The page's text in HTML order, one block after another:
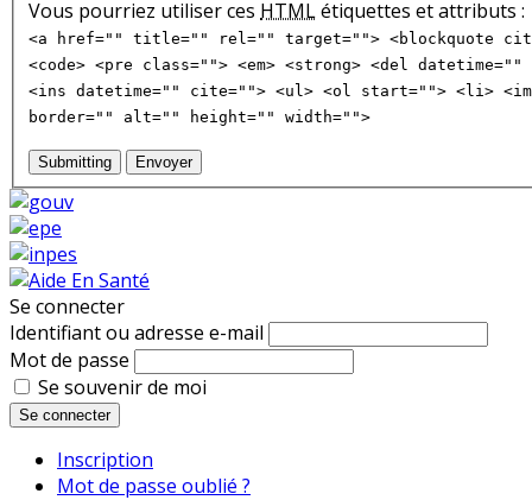
Vous pourriez utiliser ces HTMLétiquettes et attributs :
<a href="" title="" rel="" target=""> <blockquote
<code> <pre class=""> <em> <strong> <del
<ins datetime="" cite=""> <ul> <ol start=""> <li>
border="" alt="" height="" width="">
Submitting Envoyer
Se connecter
Identifiant ou adresse e-mail
Mot de passe
Se souvenir de moi
Se connecter
Inscription
Mot de passe oublié ?